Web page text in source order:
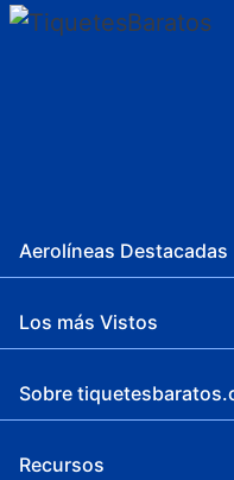
Aerolíneas Destacadas
Los más Vistos
Sobre
Recursos